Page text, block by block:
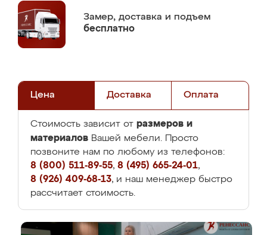
Замер, доставка и подъем
бесплатно
Цена Доставка Оплата
Стоимость зависит от размеров и
материалов Вашей мебели. Просто
позвоните нам по любому из телефонов:
8 (800) 511-89-55, 8 (495) 665-24-01,
8 (926) 409-68-13, и наш менеджер быстро
рассчитает стоимость.